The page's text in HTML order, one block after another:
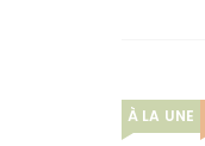
À LA UNE